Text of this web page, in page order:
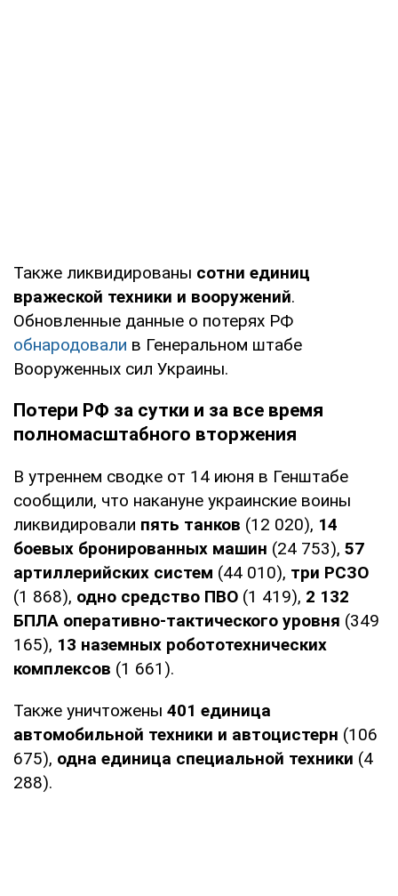
Также ликвидированы сотни единиц
вражеской техники и вооружений.
Обновленные данные о потерях РФ
обнародовали в Генеральном штабе
Вооруженных сил Украины.
Потери РФ за сутки и за все время
полномасштабного вторжения
В утреннем сводке от 14 июня в Генштабе
сообщили, что накануне украинские воины
ликвидировали пять танков (12 020), 14
боевых бронированных машин (24 753), 57
артиллерийских систем (44 010), три РСЗО
(1 868), одно средство ПВО (1 419), 2 132
БПЛА оперативно-тактического уровня (349
165), 13 наземных робототехнических
комплексов (1 661).
Также уничтожены 401 единица
автомобильной техники и автоцистерн (106
675), одна единица специальной техники (4
288).